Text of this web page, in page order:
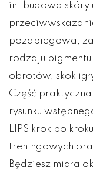
in. budowa skóry
pozabiegowa,
rodzaju
obrotów, skok
Część
rysunku
LIPS krok po
treningowych
Będziesz miała